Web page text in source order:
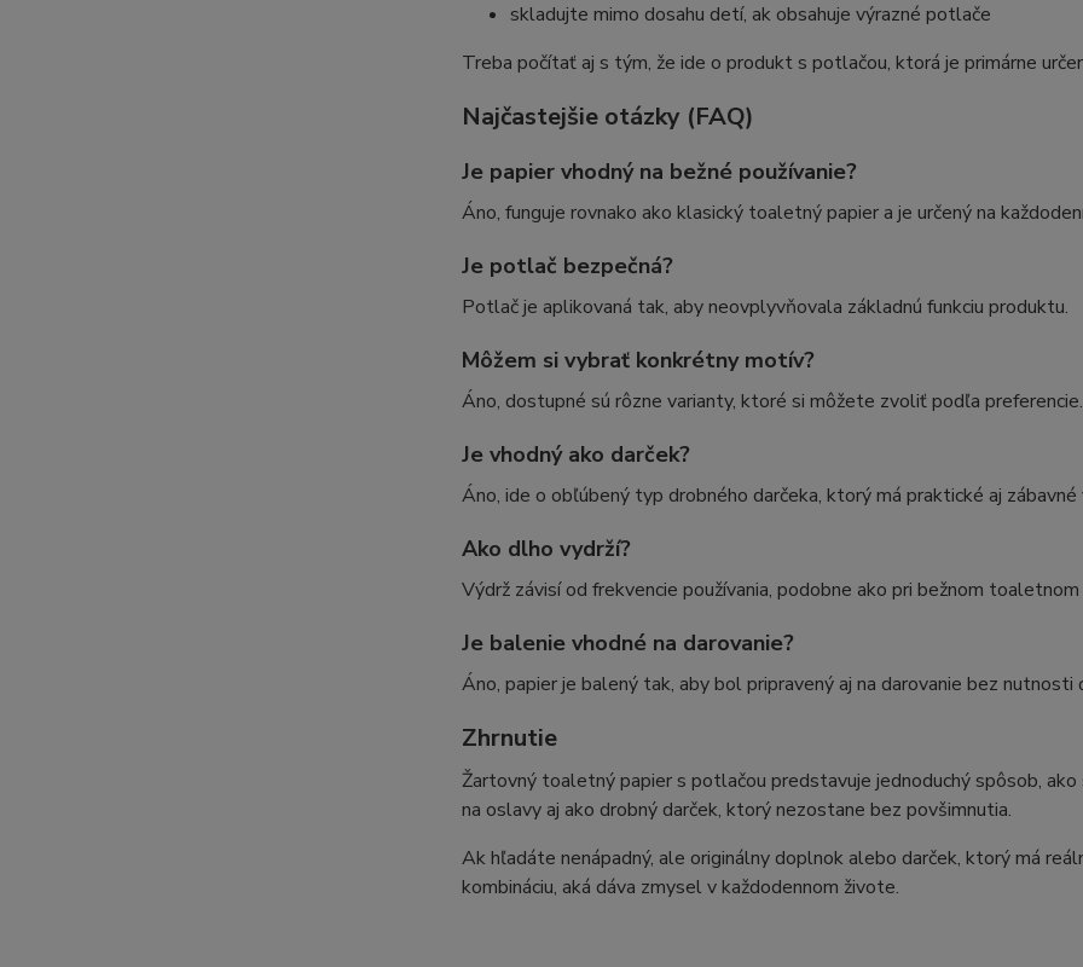
skladujte mimo dosahu detí, ak obsahuje výrazné potlače
Treba počítať aj s tým, že ide o produkt s potlačou, ktorá je primárne
Najčastejšie otázky (FAQ)
Je papier vhodný na bežné používanie?
Áno, funguje rovnako ako klasický toaletný papier a je určený na
Je potlač bezpečná?
Potlač je aplikovaná tak, aby neovplyvňovala základnú funkciu produktu.
Môžem si vybrať konkrétny motív?
Áno, dostupné sú rôzne varianty, ktoré si môžete zvoliť podľa preferencie.
Je vhodný ako darček?
Áno, ide o obľúbený typ drobného darčeka, ktorý má praktické aj zábavné
Ako dlho vydrží?
Výdrž závisí od frekvencie používania, podobne ako pri bežnom toaletnom
Je balenie vhodné na darovanie?
Áno, papier je balený tak, aby bol pripravený aj na darovanie bez nutnosti
Zhrnutie
Žartovný toaletný papier s potlačou predstavuje jednoduchý spôsob,
na oslavy aj ako drobný darček, ktorý nezostane bez povšimnutia.
Ak hľadáte nenápadný, ale originálny doplnok alebo darček, ktorý má
kombináciu, aká dáva zmysel v každodennom živote.